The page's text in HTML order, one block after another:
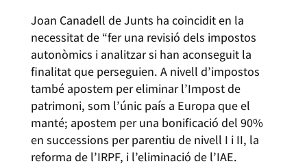
Joan Canadell de Junts ha coincidit en la
necessitat de “fer una revisió dels impostos
autonòmics i analitzar si han aconseguit la
finalitat que perseguien. A nivell d’impostos
també apostem per eliminar l’Impost de
patrimoni, som l’únic país a Europa que el
manté; apostem per una bonificació del 90%
en successions per parentiu de nivell I i II, la
reforma de l’IRPF, i l’eliminació de l’IAE.